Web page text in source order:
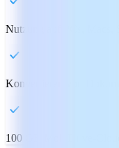
Nutzung auf PCs, Macs,
Konvertieren von
100 GB MobiDrive-